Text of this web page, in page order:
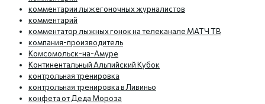
комментарии лыжегоночных журналистов
комментарий
комментатор лыжных гонок на телеканале МАТЧ ТВ
компания-производитель
Комсомольск-на-Амуре
Континентальный Альпийский Кубок
контрольная тренировка
контрольная тренировка в Ливиньо
конфета от Деда Мороза